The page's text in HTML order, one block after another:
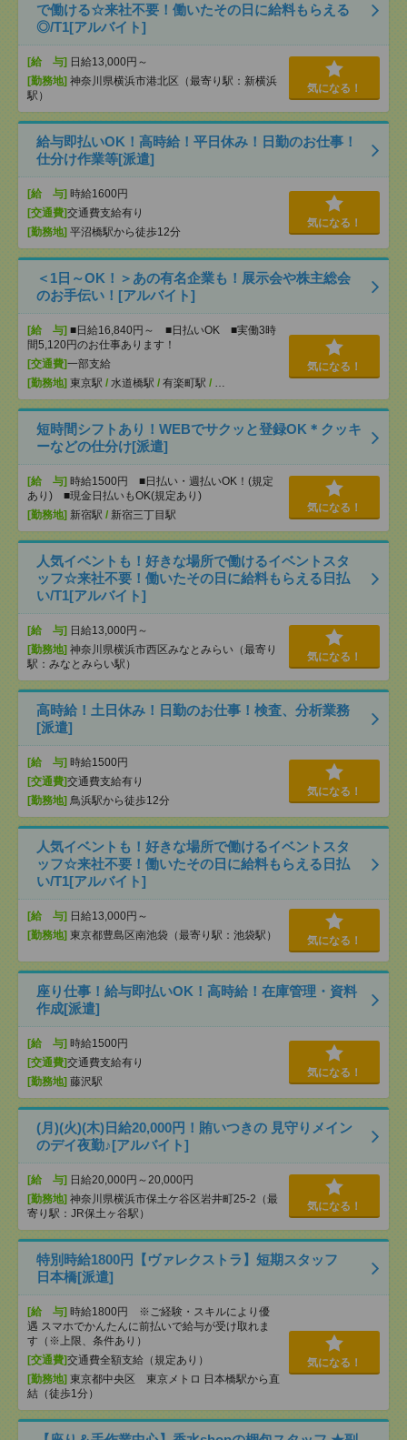
で働ける☆来社不要！働いたその日に給料もらえる
◎/T1[アルバイト]
[給 与] 日給13,000円～
[勤務地] 神奈川県横浜市港北区（最寄り駅：新横浜
駅）
気になる！
給与即払いOK！高時給！平日休み！日勤のお仕事！
仕分け作業等[派遣]
[給 与] 時給1600円
[交通費]交通費支給有り
[勤務地] 平沼橋駅から徒歩12分
気になる！
＜1日～OK！＞あの有名企業も！展示会や株主総会
のお手伝い！[アルバイト]
[給 与] ■日給16,840円～ ■日払いOK ■実働3時
間5,120円のお仕事あります！
[交通費]一部支給
[勤務地] 東京駅 / 水道橋駅 / 有楽町駅 / …
気になる！
短時間シフトあり！WEBでサクッと登録OK＊クッキ
ーなどの仕分け[派遣]
[給 与] 時給1500円 ■日払い・週払いOK！(規定
あり) ■現金日払いもOK(規定あり)
[勤務地] 新宿駅 / 新宿三丁目駅
気になる！
人気イベントも！好きな場所で働けるイベントスタ
ッフ☆来社不要！働いたその日に給料もらえる日払
い/T1[アルバイト]
[給 与] 日給13,000円～
[勤務地] 神奈川県横浜市西区みなとみらい（最寄り
駅：みなとみらい駅）
気になる！
高時給！土日休み！日勤のお仕事！検査、分析業務
[派遣]
[給 与] 時給1500円
[交通費]交通費支給有り
[勤務地] 鳥浜駅から徒歩12分
気になる！
人気イベントも！好きな場所で働けるイベントスタ
ッフ☆来社不要！働いたその日に給料もらえる日払
い/T1[アルバイト]
[給 与] 日給13,000円～
[勤務地] 東京都豊島区南池袋（最寄り駅：池袋駅） 気になる！
座り仕事！給与即払いOK！高時給！在庫管理・資料
作成[派遣]
[給 与] 時給1500円
[交通費]交通費支給有り
[勤務地] 藤沢駅
気になる！
(月)(火)(木)日給20,000円！賄いつきの 見守りメイン
のデイ夜勤♪[アルバイト]
[給 与] 日給20,000円～20,000円
[勤務地] 神奈川県横浜市保土ケ谷区岩井町25-2（最
寄り駅：JR保土ヶ谷駅）
気になる！
特別時給1800円【ヴァレクストラ】短期スタッフ
日本橋[派遣]
[給 与] 時給1800円 ※ご経験・スキルにより優
遇 スマホでかんたんに前払いで給与が受け取れま
す（※上限、条件あり）
[交通費]交通費全額支給（規定あり）
[勤務地] 東京都中央区 東京メトロ 日本橋駅から直
結（徒歩1分）
気になる！